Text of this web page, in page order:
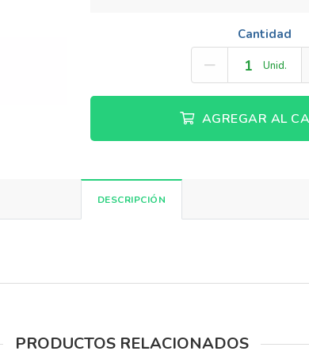
Cantidad
Unid.
AGREGAR AL
DESCRIPCIÓN
PRODUCTOS RELACIONADOS